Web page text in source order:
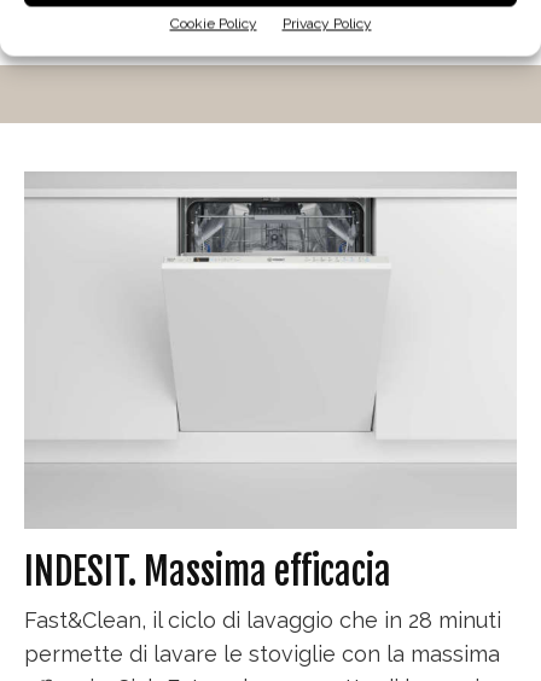
Cookie Policy Privacy Policy
INDESIT. Massima efficacia
Fast&Clean, il ciclo di lavaggio che in 28 minuti
permette di lavare le stoviglie con la massima